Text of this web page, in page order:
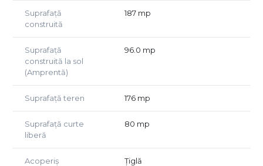
Suprafață
construită
187 mp
Suprafață
construită la sol
(Amprentă)
96.0 mp
Suprafață teren 176 mp
Suprafață curte
liberă
80 mp
Acoperiș Țiglă